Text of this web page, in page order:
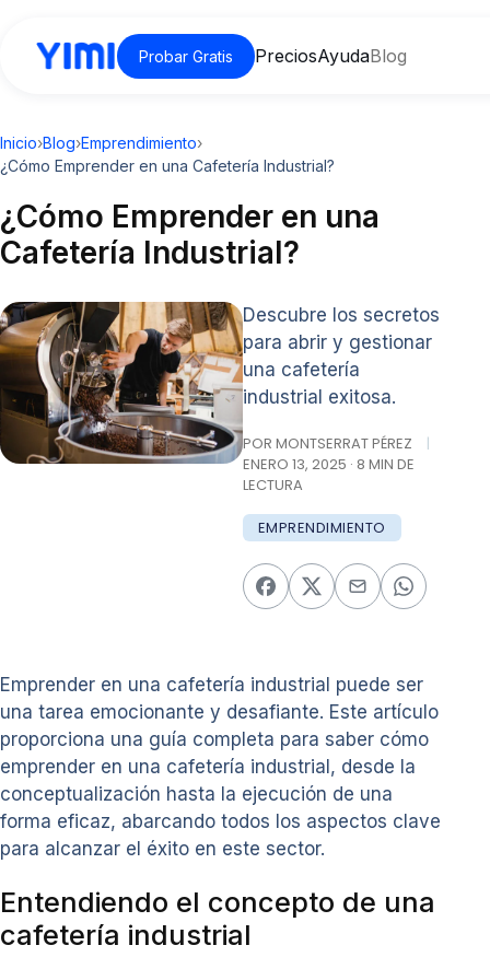
Probar Gratis PreciosAyudaBlog
Inicio›Blog›Emprendimiento›
¿Cómo Emprender en una Cafetería Industrial?
¿Cómo Emprender en una
Cafetería Industrial?
Descubre los secretos
para abrir y gestionar
una cafetería
industrial exitosa.
POR MONTSERRAT PÉREZ
|
ENERO 13, 2025 · 8 MIN DE
LECTURA
EMPRENDIMIENTO
Emprender en una cafetería industrial puede ser
una tarea emocionante y desafiante. Este artículo
proporciona una guía completa para saber cómo
emprender en una cafetería industrial, desde la
conceptualización hasta la ejecución de una
forma eficaz, abarcando todos los aspectos clave
para alcanzar el éxito en este sector.
Entendiendo el concepto de una
cafetería industrial